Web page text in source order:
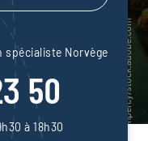
spécialiste Norvège
50
à 18h30